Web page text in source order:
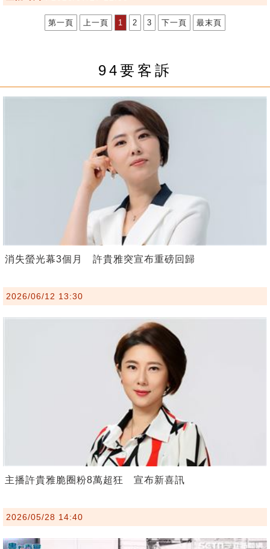
第一頁 上一頁 1 2 3 下一頁 最末頁
94要客訴
消失螢光幕3個月 許貴雅突宣布重磅回歸
2026/06/12 13:30
主播許貴雅脆圈粉8萬超狂 宣布新喜訊
2026/05/28 14:40